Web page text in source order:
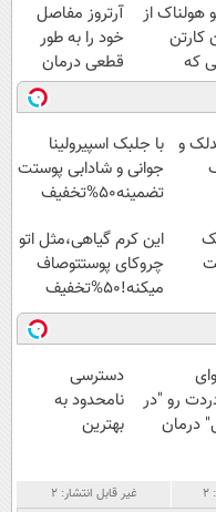
هولناک از
کارتن
که
شد.
رایگان
آرتروز مفاصل
خود را به طور
قطعی درمان
کنید!
◂پرسش‌نامه▸
و با جلبک اسپیرولینا
جوانی و شادابی پوستت
تضمینه50%تخفیف
این کرم گیاهی،مثل اتو
چروکای پوستتوصاف
میکنه!50%تخفیف
رو "در
درمان
دسترسی
نامحدود به
بهترین
۲ غیر قابل انتشار:۲